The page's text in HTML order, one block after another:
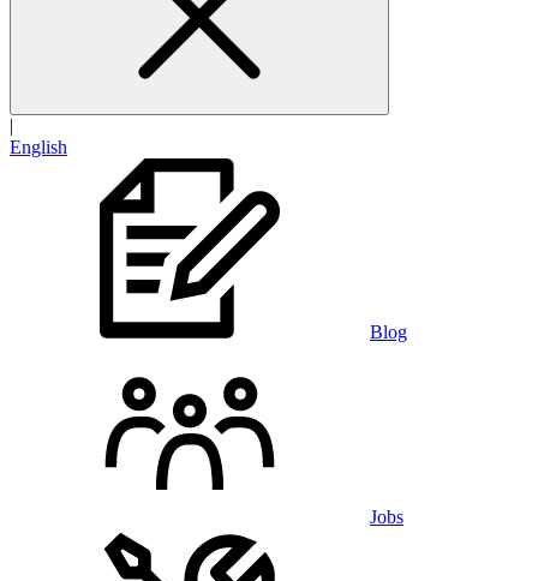
|
English
Blog
Jobs